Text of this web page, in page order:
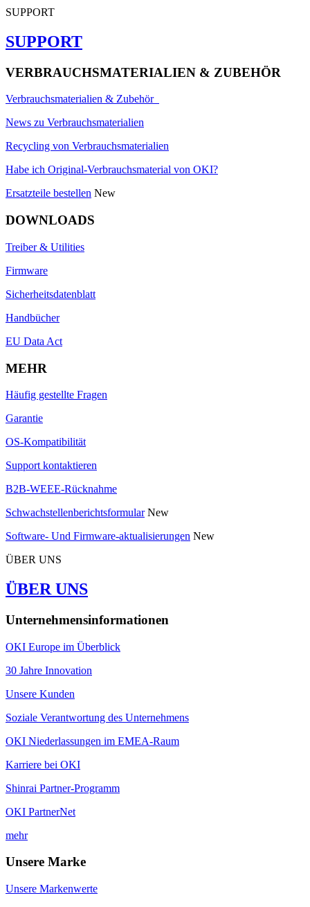
SUPPORT
SUPPORT
VERBRAUCHSMATERIALIEN & ZUBEHÖR
Verbrauchsmaterialien & Zubehör
News zu Verbrauchsmaterialien
Recycling von Verbrauchsmaterialien
Habe ich Original-Verbrauchsmaterial von OKI?
Ersatzteile bestellen New
DOWNLOADS
Treiber & Utilities
Firmware
Sicherheitsdatenblatt
Handbücher
EU Data Act
MEHR
Häufig gestellte Fragen
Garantie
OS-Kompatibilität
Support kontaktieren
B2B-WEEE-Rücknahme
Schwachstellenberichtsformular New
Software- Und Firmware-aktualisierungen New
ÜBER UNS
ÜBER UNS
Unternehmensinformationen
OKI Europe im Überblick
30 Jahre Innovation
Unsere Kunden
Soziale Verantwortung des Unternehmens
OKI Niederlassungen im EMEA-Raum
Karriere bei OKI
Shinrai Partner-Programm
OKI PartnerNet
mehr
Unsere Marke
Unsere Markenwerte